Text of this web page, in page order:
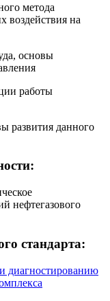
метода
воздействия на
основы
работы
развития данного
нефтегазового
стандарта:
диагностированию